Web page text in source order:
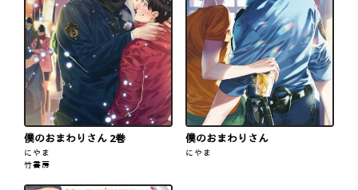
僕のおまわりさん 2巻
にやま
竹書房
僕のおまわりさん
にやま